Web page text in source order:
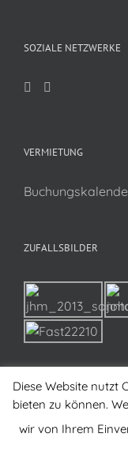
SOZIALE NETZWERKE
VERMIETUNG
ZUFALLSBILDER
Copyright 2017
Diese Website nutzt
bieten zu können.
wir von Ihrem